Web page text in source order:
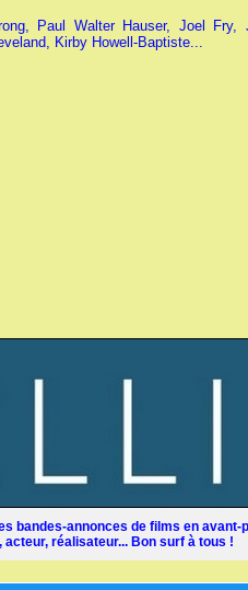
Paul Walter Hauser, Joel Fry,
Kirby Howell-Baptiste...
bandes-annonces de films en
réalisateur... Bon surf à tous !